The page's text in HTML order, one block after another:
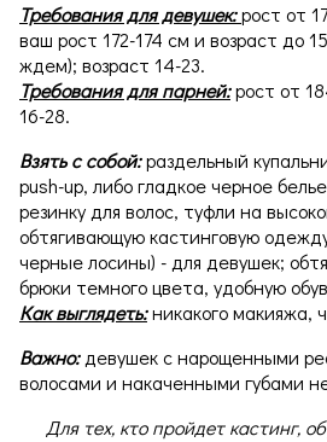
Требования для девушек:рост от
ваш рост 172-174 см и возраст до
ждем); возраст 14-23.
Требования для парней:рост от
16-28.
Взять с собой:раздельный
push-up, либо гладкое черное
резинку для волос, туфли на
обтягивающую кастинговую
черные лосины) - для девушек;
брюки темного цвета, удобную
Как выглядеть:никакого макияжа,
Важно:девушек с нарощенными
волосами и накаченными губами
Для тех, кто пройдет кастинг,